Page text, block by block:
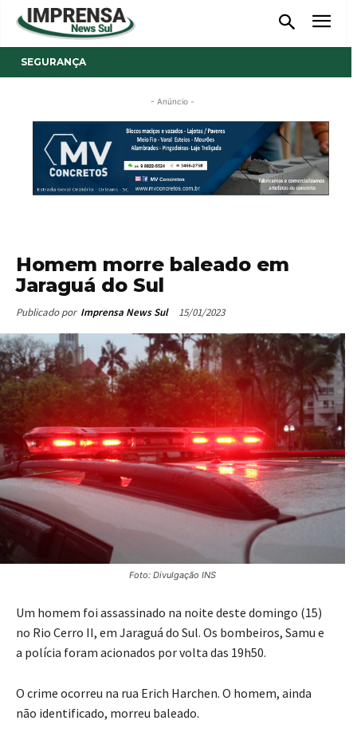
SEGURANÇA
- Anúncio -
Homem morre baleado em
Jaraguá do Sul
Publicado por Imprensa News Sul 15/01/2023
Foto: Divulgação INS
Um homem foi assassinado na noite deste domingo (15)
no Rio Cerro II, em Jaraguá do Sul. Os bombeiros, Samu e
a polícia foram acionados por volta das 19h50.
O crime ocorreu na rua Erich Harchen. O homem, ainda
não identificado, morreu baleado.